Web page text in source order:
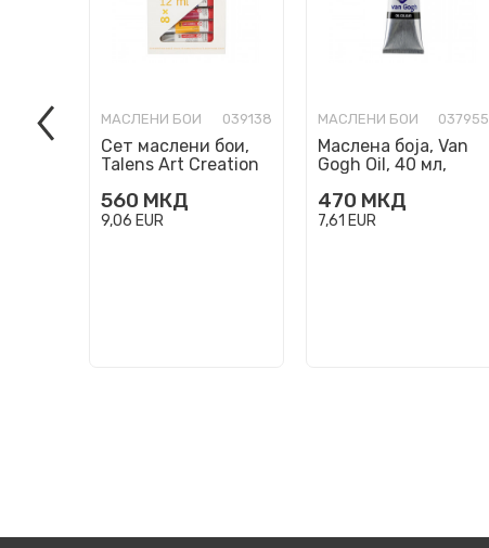
МАСЛЕНИ БОИ 039138
Сет маслени бои,
Talens Art Creation
560 МКД
9,06 EUR
МАСЛЕНИ БОИ 037955
Маслена боја, Van
Gogh Oil, 40 мл,
470 МКД
7,61 EUR